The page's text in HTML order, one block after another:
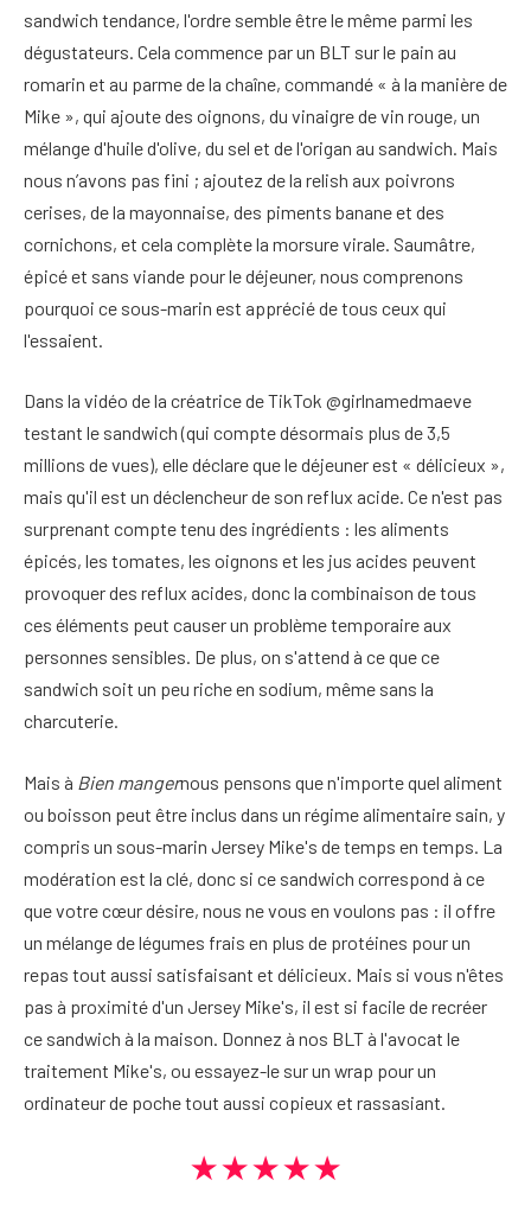
sandwich tendance, l'ordre semble être le même parmi les
dégustateurs. Cela commence par un BLT sur le pain au
romarin et au parme de la chaîne, commandé « à la manière de
Mike », qui ajoute des oignons, du vinaigre de vin rouge, un
mélange d'huile d'olive, du sel et de l'origan au sandwich. Mais
nous n’avons pas fini ; ajoutez de la relish aux poivrons
cerises, de la mayonnaise, des piments banane et des
cornichons, et cela complète la morsure virale. Saumâtre,
épicé et sans viande pour le déjeuner, nous comprenons
pourquoi ce sous-marin est apprécié de tous ceux qui
l'essaient.
Dans la vidéo de la créatrice de TikTok @girlnamedmaeve
testant le sandwich (qui compte désormais plus de 3,5
millions de vues), elle déclare que le déjeuner est « délicieux »,
mais qu'il est un déclencheur de son reflux acide. Ce n'est pas
surprenant compte tenu des ingrédients : les aliments
épicés, les tomates, les oignons et les jus acides peuvent
provoquer des reflux acides, donc la combinaison de tous
ces éléments peut causer un problème temporaire aux
personnes sensibles. De plus, on s'attend à ce que ce
sandwich soit un peu riche en sodium, même sans la
charcuterie.
Mais à Bien mangernous pensons que n'importe quel aliment
ou boisson peut être inclus dans un régime alimentaire sain, y
compris un sous-marin Jersey Mike's de temps en temps. La
modération est la clé, donc si ce sandwich correspond à ce
que votre cœur désire, nous ne vous en voulons pas : il offre
un mélange de légumes frais en plus de protéines pour un
repas tout aussi satisfaisant et délicieux. Mais si vous n'êtes
pas à proximité d'un Jersey Mike's, il est si facile de recréer
ce sandwich à la maison. Donnez à nos BLT à l'avocat le
traitement Mike's, ou essayez-le sur un wrap pour un
ordinateur de poche tout aussi copieux et rassasiant.
★★★★★